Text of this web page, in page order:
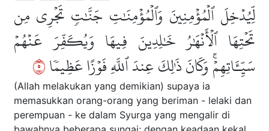
لِّيُدۡخِلَ ٱلۡمُؤۡمِنِينَ وَٱلۡمُؤۡمِنَٰتِ جَنَّٰتٖ تَجۡرِي مِن
تَحۡتِهَا ٱلۡأَنۡهَٰرُ خَٰلِدِينَ فِيهَا وَيُكَفِّرَ عَنۡهُمۡ
سَيِّـَٔاتِهِمۡۚ وَكَانَ ذَٰلِكَ عِندَ ٱللَّهِ فَوۡزًا عَظِيمٗا٥
(Allah melakukan yang demikian) supaya ia
memasukkan orang-orang yang beriman - lelaki dan
perempuan - ke dalam Syurga yang mengalir di